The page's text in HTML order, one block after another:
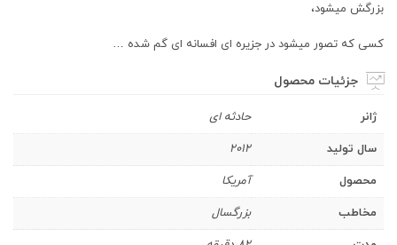
بزرگش میشود،
کسی که تصور میشود در جزیره ای افسانه ای گم شده …
جزئیات محصول
ژانر
حادثه ای
سال تولید
2012
محصول
آمریکا
مخاطب
بزرگسال